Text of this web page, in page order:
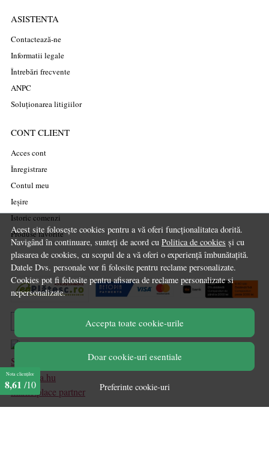
Acest site folosește cookies pentru a vă oferi funcționalitatea dorită.
Navigând în continuare, sunteți de acord cu Politica de cookies și cu
plasarea de cookies, cu scopul de a vă oferi o experiență îmbunătațită.
Datele Dvs. personale vor fi folosite pentru reclame personalizate.
Cookies pot fi folosite pentru afisarea de reclame personalizate si
nepersonalizate.
Accepta toate cookie-urile
Doar cookie-uri esentiale
Preferinte cookie-uri
ASISTENTA
Contactează-ne
Informatii legale
Întrebări frecvente
ANPC
Soluționarea litigiilor
CONT CLIENT
Acces cont
Înregistrare
Contul meu
Ieșire
Istoric comenzi
Produse favorite
marketplace partner
Nota clienților
8,61 /10